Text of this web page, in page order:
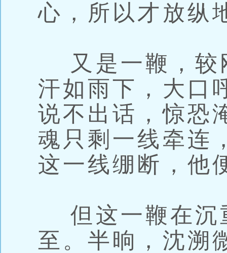
心，所以才放纵
又是一鞭，较
汗如雨下，大口
说不出话，惊恐
魂只剩一线牵连
这一线绷断，他
但这一鞭在沉
至。半晌，沈溯